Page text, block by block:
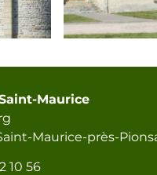
Maurice
Maurice-près-
10 56